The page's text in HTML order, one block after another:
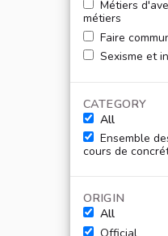
Métiers
métiers
Faire
Sexisme et
CATEGORY
All
Ensemble
cours de
ORIGIN
All